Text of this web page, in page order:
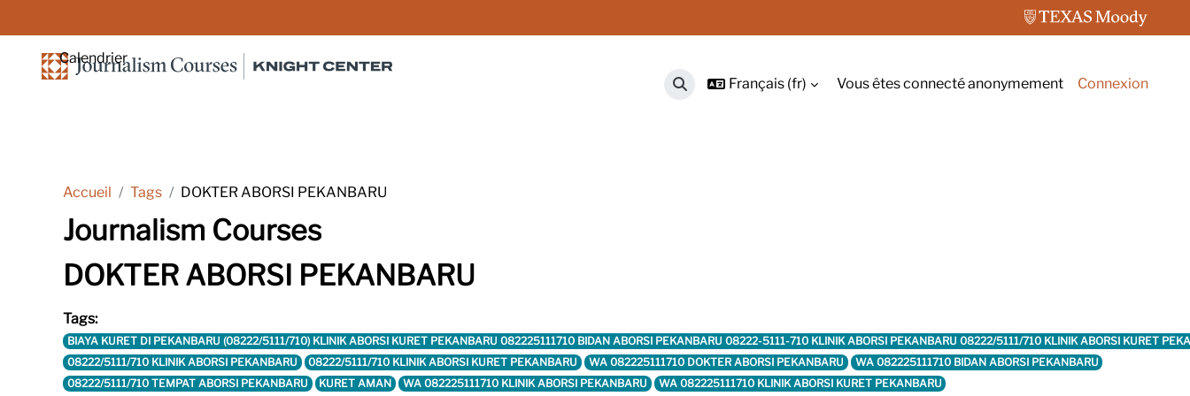
Calendrier
Activer/désactiver la saisie de recherche
Français ‎(fr)‎ Vous êtes connecté anonymement Connexion
Accueil Tags DOKTER ABORSI PEKANBARU
Journalism Courses
DOKTER ABORSI PEKANBARU
Tags:
BIAYA KURET DI PEKANBARU (08222/5111/710) KLINIK ABORSI KURET PEKANBARU 082225111710 BIDAN ABORSI PEKANBARU 08222-5111-710 KLINIK ABORSI PEKANBARU 08222/5111/710 KLINIK ABORSI KURET
08222/5111/710 KLINIK ABORSI PEKANBARU
08222/5111/710 KLINIK ABORSI KURET PEKANBARU WA 082225111710 DOKTER ABORSI PEKANBARU
WA 082225111710 BIDAN ABORSI PEKANBARU
08222/5111/710 TEMPAT ABORSI PEKANBARU
KURET AMAN WA 082225111710 KLINIK ABORSI PEKANBARU WA 082225111710 KLINIK ABORSI KURET PEKANBARU